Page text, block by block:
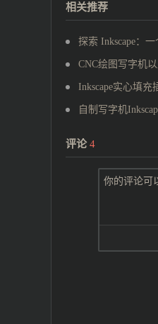
相关推荐
探索 Inkscape：
CNC绘图写字机
Inkscape实心填充
自制写字机
评论4